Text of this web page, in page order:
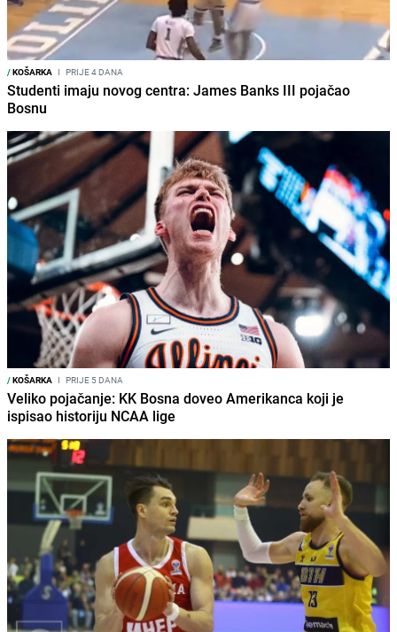
/KOŠARKA I PRIJE 4 DANA
Studenti imaju novog centra: James Banks III pojačao
Bosnu
/KOŠARKA I PRIJE 5 DANA
Veliko pojačanje: KK Bosna doveo Amerikanca koji je
ispisao historiju NCAA lige